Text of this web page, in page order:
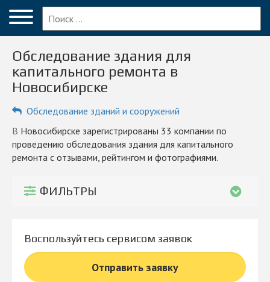
Меню
Главная
Вопрос эксперту
Новосибирск
ПОЛЬЗОВАТЕЛЯМ
Компании
Блог
Личный кабинет
Обследование здания для
капитального ремонта в
Новосибирске
Обследование зданий и сооружений
в Новосибирске зарегистрированы 33 компании по
проведению обследования здания для капитального
ремонта с отзывами, рейтингом и фотографиями.
ФИЛЬТРЫ
Воспользуйтесь сервисом заявок
Отправить заявку